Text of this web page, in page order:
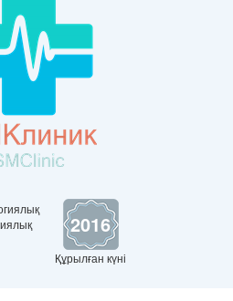
2016
Құрылған күні